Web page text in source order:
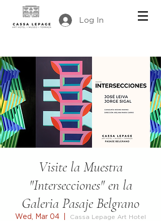
Log In
Visite la Muestra
"Intersecciones" en la
Galeria Pasaje Belgrano
Wed, Mar 04
Cassa Lepage Art Hotel